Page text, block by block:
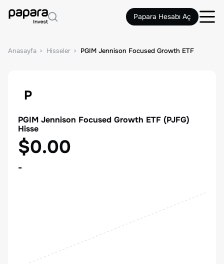
Papara Hesabı Aç
Anasayfa Hisseler PGIM Jennison Focused Growth ETF
P
PGIM Jennison Focused Growth ETF (PJFG)
Hisse
$0.00
-